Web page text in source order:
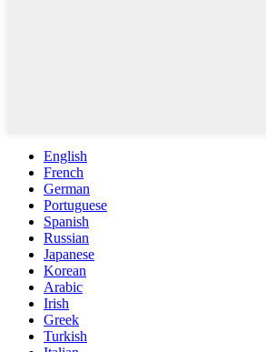
English
French
German
Portuguese
Spanish
Russian
Japanese
Korean
Arabic
Irish
Greek
Turkish